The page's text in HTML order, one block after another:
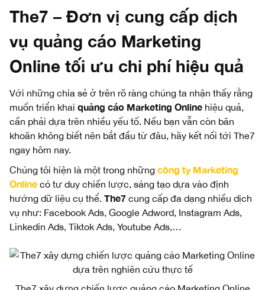
The7 – Đơn vị cung cấp dịch
vụ quảng cáo Marketing
Online tối ưu chi phí hiệu quả
Với những chia sẻ ở trên rõ ràng chúng ta nhận thấy rằng
muốn triển khai quảng cáo Marketing Online hiệu quả,
cần phải dựa trên nhiều yếu tố. Nếu bạn vẫn còn băn
khoăn không biết nên bắt đầu từ đâu, hãy kết nối tới The7
ngay hôm nay.
Chúng tôi hiện là một trong những công ty Marketing
Online có tư duy chiến lược, sáng tạo dựa vào định
hướng dữ liệu cụ thể. The7 cung cấp đa dạng nhiều dịch
vụ như: Facebook Ads, Google Adword, Instagram Ads,
Linkedin Ads, Tiktok Ads, Youtube Ads,…